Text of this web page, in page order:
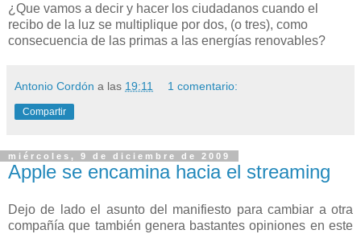
¿Que vamos a decir y hacer los ciudadanos cuando el
recibo de la luz se multiplique por dos, (o tres), como
consecuencia de las primas a las energías renovables?
Antonio Cordón a las 19:11 1 comentario:
Compartir
miércoles, 9 de diciembre de 2009
Apple se encamina hacia el streaming
Dejo de lado el asunto del manifiesto para cambiar a otra
compañía que también genera bastantes opiniones en este